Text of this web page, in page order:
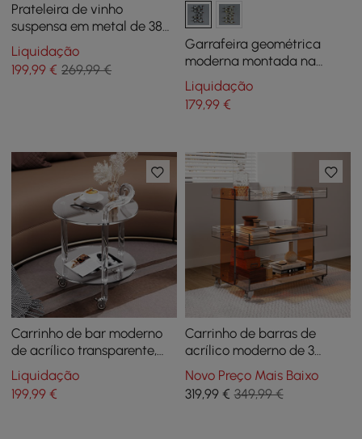
Prateleira de vinho
suspensa em metal de 38
polegadas Golden Bar
Shelf Suporte flutuante
para taças de vinho
Liquidação
199,99 € 269,99 €
Garrafeira geométrica
moderna montada na
parede para 10 garrafas
Liquidação
179,99€
Carrinho de bar moderno
de acrílico transparente,
carrinho de serviço rolante
com 2 níveis e alça
Liquidação
199,99 €
Carrinho de barras de
acrílico moderno de 3
camadas de 23,6"
Novo Preço Mais Baixo
319,99€ 349,99 €